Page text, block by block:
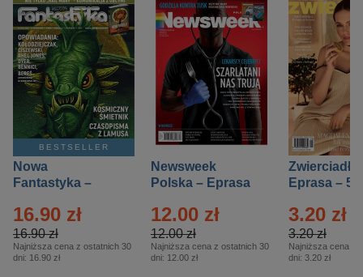
BESTSELLER
Nowa
Fantastyka –
16.90 zł
16.90 zł
Najniższa cena z ostatnich 30
dni: 16.90 zł
Newsweek
Polska – Eprasa
12.00 zł
12.00 zł
Najniższa cena z ostatnich 30
dni: 12.00 zł
Zwierciadło
Eprasa – 5/
3.20 zł
3.20 zł
Najniższa cena z
dni: 3.20 zł